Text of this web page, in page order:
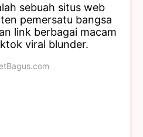
sebuah situs web
pemersatu bangsa
link berbagai macam
viral blunder.